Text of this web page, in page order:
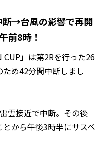
断→台風の影響で再開
前8時！
CUP」は第2Rを行った26
め42分間中断しまし
雲接近で中断。その後
から午後3時半にサスペ